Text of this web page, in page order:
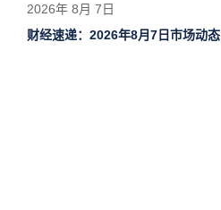
2026年 8月 7日
财经速递：2026年8月7日市场动态